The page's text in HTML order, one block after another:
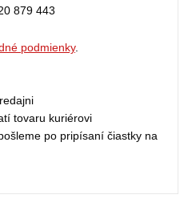
879 443
podmienky.
tovaru kuriérovi
po pripísaní čiastky na